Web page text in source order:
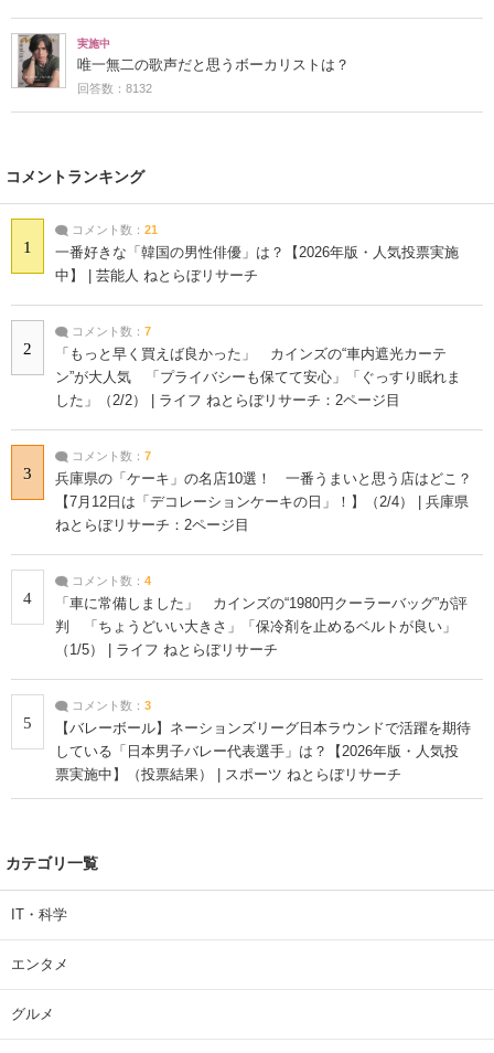
実施中
唯一無二の歌声だと思うボーカリストは？
回答数：8132
コメントランキング
1
コメント数： 21
一番好きな「韓国の男性俳優」は？【2026年版・人気投票実施
中】 | 芸能人 ねとらぼリサーチ
2
コメント数： 7
「もっと早く買えば良かった」 カインズの“車内遮光カーテ
ン”が大人気 「プライバシーも保てて安心」「ぐっすり眠れま
した」（2/2） | ライフ ねとらぼリサーチ：2ページ目
3
コメント数： 7
兵庫県の「ケーキ」の名店10選！ 一番うまいと思う店はどこ？
【7月12日は「デコレーションケーキの日」！】（2/4） | 兵庫県
ねとらぼリサーチ：2ページ目
4
コメント数： 4
「車に常備しました」 カインズの“1980円クーラーバッグ”が評
判 「ちょうどいい大きさ」「保冷剤を止めるベルトが良い」
（1/5） | ライフ ねとらぼリサーチ
5
コメント数： 3
【バレーボール】ネーションズリーグ日本ラウンドで活躍を期待
している「日本男子バレー代表選手」は？【2026年版・人気投
票実施中】（投票結果） | スポーツ ねとらぼリサーチ
カテゴリ一覧
IT・科学
エンタメ
グルメ